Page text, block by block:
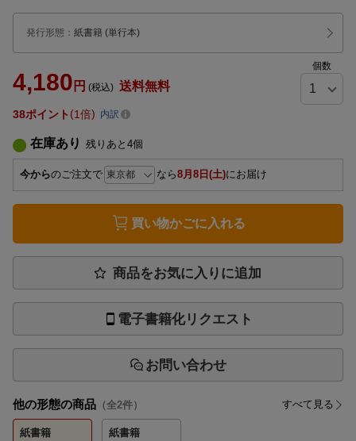
発行形態 ： 紙書籍 (単行本)
4,180 円 (税込) 送料無料
個数
38ポイント 1倍 内訳
在庫あり 残りあと 4個
今からのご注文で なら8月8日(土)にお届け
買い物かごに入れる
商品をお気に入りに追加
電子書籍化リクエスト
お問い合わせ
他の形態の商品 （全2件） すべて見る
紙書籍
紙書籍